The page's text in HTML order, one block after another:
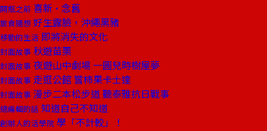
開瓶之前 喜新•念舊
旅食隨想 好生露臉，沖繩黑豬
移動的生活 即將消失的文化
封面故事 秋遊苗栗
封面故事 夜遊山中劇場 一圓兒時樹屋夢
封面故事 走逛公館 嘗柿果卡士達
封面故事 漫步二本松步道 聽泰雅抗日戰事
總編輯的話 知道自己不知道
創辦人的活學院 學「不計較」！